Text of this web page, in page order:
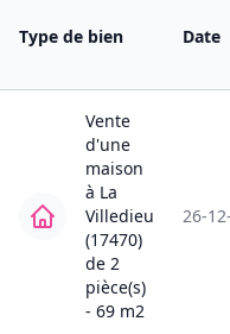
Type de bien Date
Vente
d'une
maison
à La
Villedieu
(17470)
de 2
pièce(s)
- 69 m2
26-